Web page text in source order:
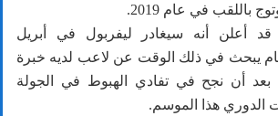
باللقب في عام 2019.
قد أعلن أنه سيغادر ليفربول في أبريل
يبحث في ذلك الوقت عن لاعب لديه خبرة
أن نجح في تفادي الهبوط في الجولة
الدوري هذا الموسم.